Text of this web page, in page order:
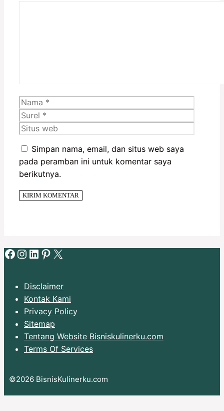
Nama
Simpan nama, email, dan situs web saya
pada peramban ini untuk komentar saya
berikutnya.
Facebook
Instagram
LinkedIn
Pinterest
X
Disclaimer
Kontak Kami
Privacy Policy
Sitemap
Tentang Website Bisniskulinerku.com
Terms Of Services
©2026 BisnisKulinerku.com